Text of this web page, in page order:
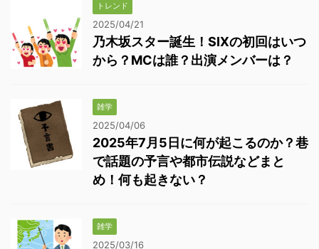
トレンド
2025/04/21
乃木坂スター誕生！SIXの初回はいつ
から？MCは誰？出演メンバーは？
雑学
2025/04/06
2025年7月5日に何が起こるのか？巷
で話題の予言や都市伝説などまと
め！何も起きない？
雑学
2025/03/16